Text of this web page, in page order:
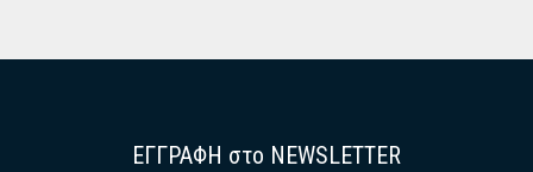
ΕΓΓΡΑΦΗ στο NEWSLETTER